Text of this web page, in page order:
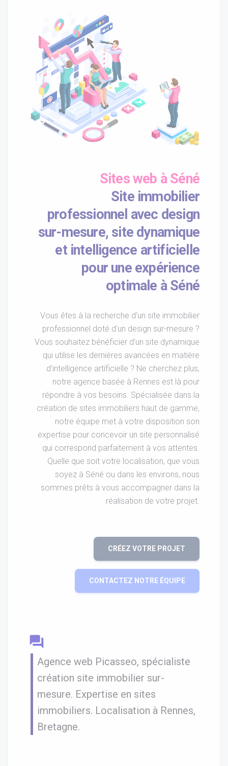
Sites web à Séné
Site immobilier
professionnel avec design
sur-mesure, site dynamique
et intelligence artificielle
pour une expérience
optimale à Séné
Vous êtes à la recherche d'un site immobilier
professionnel doté d'un design sur-mesure ?
Vous souhaitez bénéficier d'un site dynamique
qui utilise les dernières avancées en matière
d'intelligence artificielle ? Ne cherchez plus,
notre agence basée à Rennes est là pour
répondre à vos besoins. Spécialisée dans la
création de sites immobiliers haut de gamme,
notre équipe met à votre disposition son
expertise pour concevoir un site personnalisé
qui correspond parfaitement à vos attentes.
Quelle que soit votre localisation, que vous
soyez à Séné ou dans les environs, nous
sommes prêts à vous accompagner dans la
réalisation de votre projet.
CRÉEZ VOTRE PROJET
CONTACTEZ NOTRE ÉQUIPE
question_answer
Agence web Picasseo, spécialiste
création site immobilier sur-
mesure. Expertise en sites
immobiliers. Localisation à Rennes,
Bretagne.